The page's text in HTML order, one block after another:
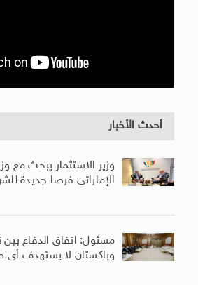
أحدث الأخبار
وزير الاستثمار يبحث مع
الإماراتى فرصا جديدة
مسئول: اتفاق الدفاع بين
وباكستان لا يستهدف